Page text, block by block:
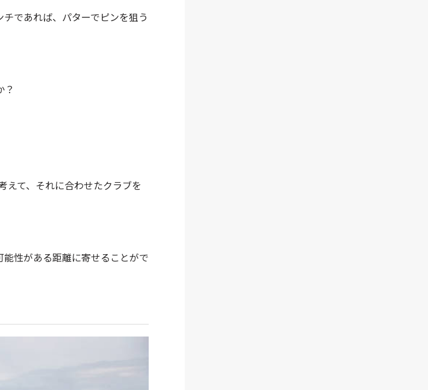
であれば、パターでピンを狙う
えて、それに合わせたクラブを
性がある距離に寄せることがで